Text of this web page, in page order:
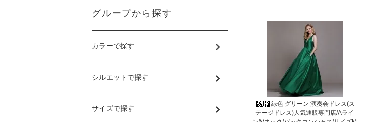
緑色 グリーン 演奏会ドレス(ス
テージドレス)人気通販専門店/Aライ
グループから探す
カラーで探す
シルエットで探す
サイズで探す